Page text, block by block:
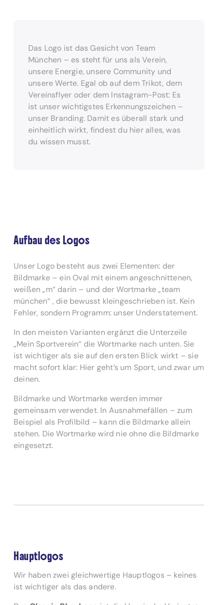
Das Logo ist das Gesicht von Team
München – es steht für uns als Verein,
unsere Energie, unsere Community und
unsere Werte. Egal ob auf dem Trikot, dem
Vereinsflyer oder dem Instagram-Post: Es
ist unser wichtigstes Erkennungszeichen –
unser Branding. Damit es überall stark und
einheitlich wirkt, findest du hier alles, was
du wissen musst.
Aufbau des Logos
Unser Logo besteht aus zwei Elementen: der
Bildmarke – ein Oval mit einem angeschnittenen,
weißen „m“ darin – und der Wortmarke „team
münchen“ , die bewusst kleingeschrieben ist. Kein
Fehler, sondern Programm: unser Understatement.
In den meisten Varianten ergänzt die Unterzeile
„Mein Sportverein“ die Wortmarke nach unten. Sie
ist wichtiger als sie auf den ersten Blick wirkt – sie
macht sofort klar: Hier geht’s um Sport, und zwar um
deinen.
Bildmarke und Wortmarke werden immer
gemeinsam verwendet. In Ausnahmefällen – zum
Beispiel als Profilbild – kann die Bildmarke allein
stehen. Die Wortmarke wird nie ohne die Bildmarke
eingesetzt.
Hauptlogos
Wir haben zwei gleichwertige Hauptlogos – keines
ist wichtiger als das andere.